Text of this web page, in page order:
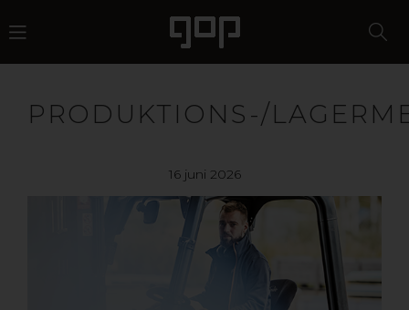
PRODUKTIONS-/
16 juni 2026